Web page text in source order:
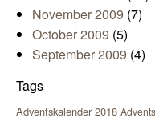
November 2009 (7)
October 2009 (5)
September 2009 (4)
Tags
Adventskalender 2018